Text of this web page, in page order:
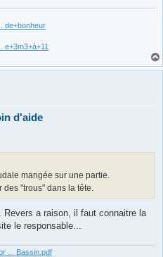
de+bonheur
e+3m3+à+11
d'aide
mangée sur une partie.
"trous" dans la tête.
Revers a raison, il faut connaitre la
le responsable...
... Bassin.pdf